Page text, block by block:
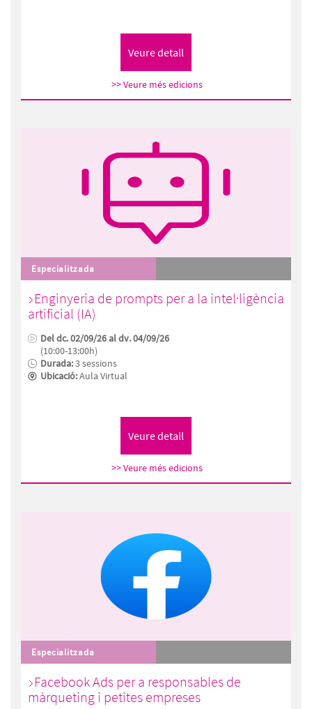
>> Veure més edicions
Especialitzada
Enginyeria de prompts per a la intel·ligència
artificial (IA)
Del dc. 02/09/26 al dv. 04/09/26
(10:00-13:00h)
Durada:3 sessions
Ubicació:Aula Virtual
>> Veure més edicions
Especialitzada
Facebook Ads per a responsables de
màrqueting i petites empreses